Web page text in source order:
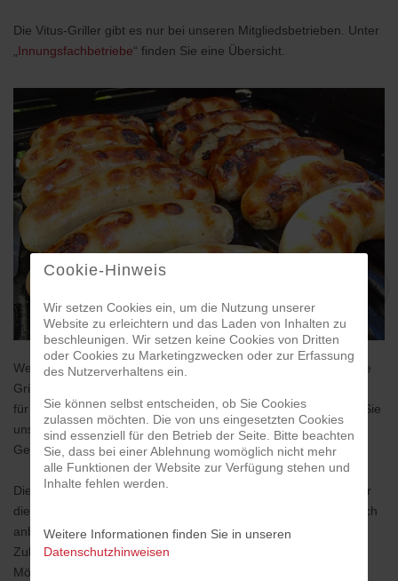
Die Vitus-Griller gibt es nur bei unseren Mitgliedsbetrieben. Unter
Innungsfachbetriebe“ finden Sie eine Übersicht.
Wenn Sie Wert auf gute Qualität legen und gerne eine knackige
Grillwurst essen, dann sind die Vitus-Griller genau das Richtige
für Sie. „Denn wir wissen noch, was in der Wurst ist!“ – fragen Sie
unsere Fachbetriebe gerne nach den Zutaten. Unser
Geheimrezept können wir natürlich nicht verraten.
Die Vitus-Griller sind die ersten Produkte, die Ihnen exklusiv nur
die Innungsfachbetriebe der Fleischer-Innung Mönchengladbach
anbieten. Halten Sie Ohren und Augen auf, denn auch für die
Zukunft planen wir weitere spezielle Angebote für echte
Mönchengladbacher.
Cookie-Hinweis
Wir setzen Cookies ein, um die Nutzung unserer
Website zu erleichtern und das Laden von Inhalten zu
beschleunigen. Wir setzen keine Cookies von Dritten
oder Cookies zu Marketingzwecken oder zur Erfassung
des Nutzerverhaltens ein.
Sie können selbst entscheiden, ob Sie Cookies
zulassen möchten. Die von uns eingesetzten Cookies
sind essenziell für den Betrieb der Seite. Bitte beachten
Sie, dass bei einer Ablehnung womöglich nicht mehr
alle Funktionen der Website zur Verfügung stehen und
Inhalte fehlen werden.
Weitere Informationen finden Sie in unseren
Datenschutzhinweisen